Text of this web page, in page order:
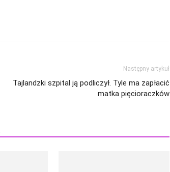
Następny artykuł
Tajlandzki szpital ją podliczył. Tyle ma zapłacić
matka pięcioraczków